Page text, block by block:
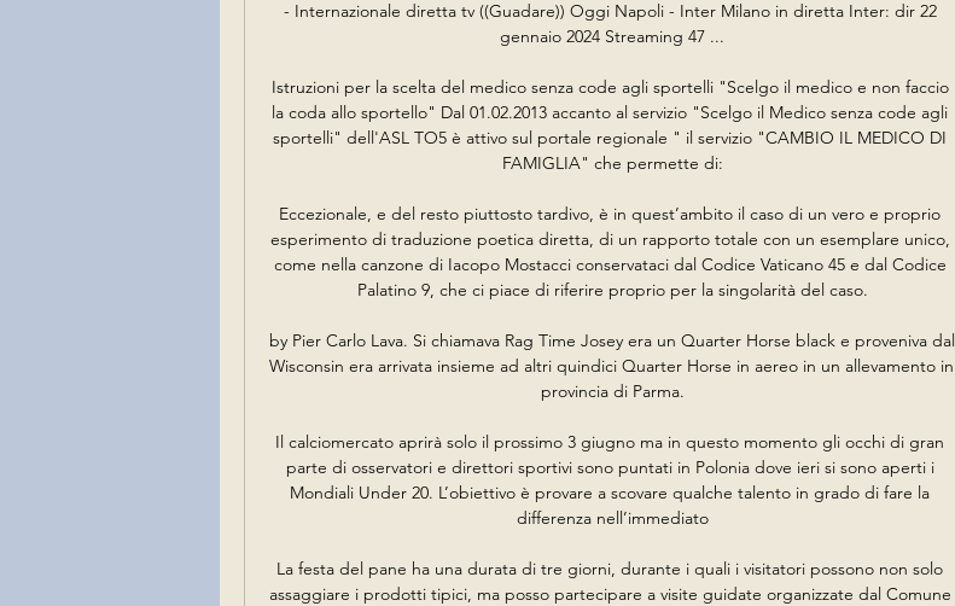
- Internazionale diretta tv ((Guadare)) Oggi Napoli - Inter Milano in diretta Inter: dir 22
gennaio 2024 Streaming 47 ...
Istruzioni per la scelta del medico senza code agli sportelli "Scelgo il medico e non faccio
la coda allo sportello" Dal 01.02.2013 accanto al servizio "Scelgo il Medico senza code agli
sportelli" dell'ASL TO5 è attivo sul portale regionale " il servizio "CAMBIO IL MEDICO DI
FAMIGLIA" che permette di:
Eccezionale, e del resto piuttosto tardivo, è in quest’ambito il caso di un vero e proprio
esperimento di traduzione poetica diretta, di un rapporto totale con un esemplare unico,
come nella canzone di Iacopo Mostacci conservataci dal Codice Vaticano 45 e dal Codice
Palatino 9, che ci piace di riferire proprio per la singolarità del caso.
by Pier Carlo Lava. Si chiamava Rag Time Josey era un Quarter Horse black e proveniva dal
Wisconsin era arrivata insieme ad altri quindici Quarter Horse in aereo in un allevamento in
provincia di Parma.
Il calciomercato aprirà solo il prossimo 3 giugno ma in questo momento gli occhi di gran
parte di osservatori e direttori sportivi sono puntati in Polonia dove ieri si sono aperti i
Mondiali Under 20. L’obiettivo è provare a scovare qualche talento in grado di fare la
differenza nell’immediato
La festa del pane ha una durata di tre giorni, durante i quali i visitatori possono non solo
assaggiare i prodotti tipici, ma posso partecipare a visite guidate organizzate dal Comune